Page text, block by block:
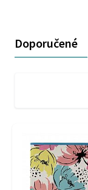
Doporučené